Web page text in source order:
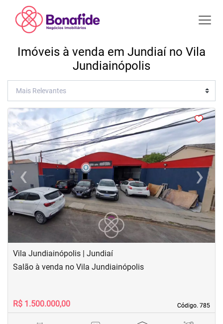
Imóveis à venda em Jundiaí no Vila
Jundiainópolis
‹Previous ›Next
Vila Jundiainópolis | Jundiaí
Código. 785
Código. 785
Salão à venda no Vila Jundiainópolis
R$ 1.500.000,00